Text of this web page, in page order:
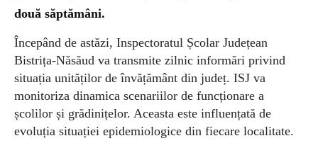
două săptămâni.
Începând de astăzi, Inspectoratul Școlar Județean
Bistrița-Năsăud va transmite zilnic informări privind
situația unităților de învățământ din județ. ISJ va
monitoriza dinamica scenariilor de funcționare a
școlilor și grădinițelor. Aceasta este influențată de
evoluția situației epidemiologice din fiecare localitate.